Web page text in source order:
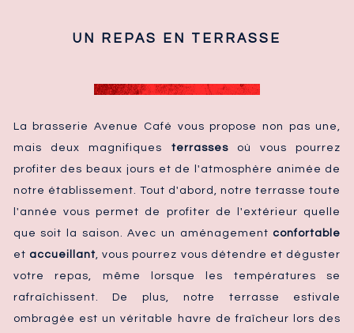
UN REPAS EN TERRASSE
La brasserie Avenue Café vous propose non pas une,
mais deux magnifiques terrassesoù vous pourrez
profiter des beaux jours et de l'atmosphère animée de
notre établissement. Tout d'abord, notre terrasse toute
l'année vous permet de profiter de l'extérieur quelle
que soit la saison. Avec un aménagement confortable
et accueillant, vous pourrez vous détendre et déguster
votre repas, même lorsque les températures se
rafraîchissent. De plus, notre terrasse estivale
ombragée est un véritable havre de fraîcheur lors des